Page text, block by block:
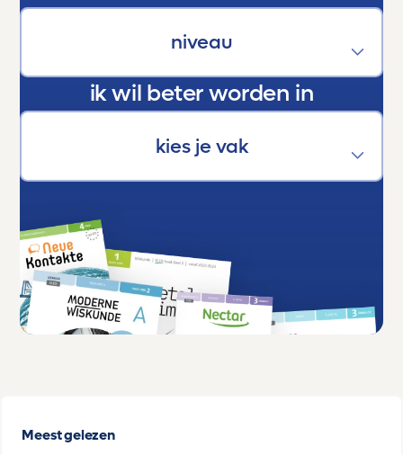
ik wil beter worden in
Meest gelezen